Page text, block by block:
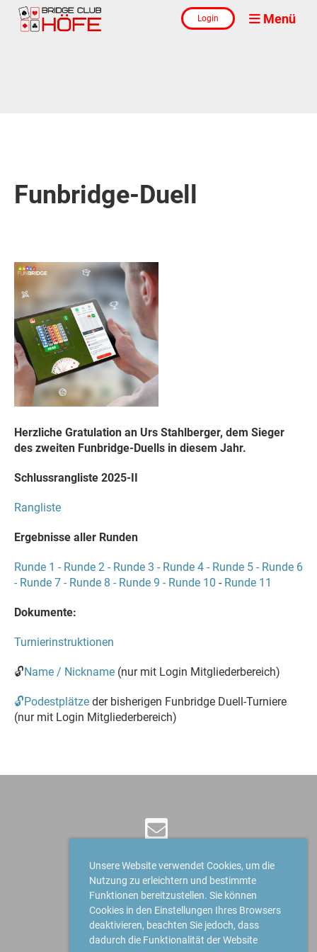
Unsere Website verwendet Cookies, um die
Nutzung zu erleichtern und bestimmte
Funktionen bereitzustellen. Sie können
Cookies in den Einstellungen Ihres Browsers
deaktivieren, beachten Sie jedoch, dass
dadurch die Funktionalität der Website
Login Menü
Funbridge-Duell
Herzliche Gratulation an Urs Stahlberger, dem Sieger
des zweiten Funbridge-Duells in diesem Jahr.
Schlussrangliste 2025-II
Rangliste
Ergebnisse aller Runden
Runde 1 - Runde 2 - Runde 3 - Runde 4 - Runde 5 - Runde 6
- Runde 7 - Runde 8 - Runde 9 - Runde 10 - Runde 11
Dokumente:
Turnierinstruktionen
🔓Name / Nickname (nur mit Login Mitgliederbereich)
🔓Podestplätze der bisherigen Funbridge Duell-Turniere
(nur mit Login Mitgliederbereich)
© Bridge Club Höfe
Erstellt mit ClubDesk Vereinssoftware